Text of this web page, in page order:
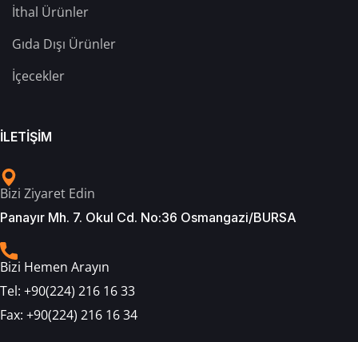
İthal Ürünler
Gıda Dışı Ürünler
İçecekler
İLETİŞİM
Bizi Ziyaret Edin
Panayır Mh. 7. Okul Cd. No:36 Osmangazi/BURSA
Bizi Hemen Arayın
Tel: +90(224) 216 16 33
Fax: +90(224) 216 16 34